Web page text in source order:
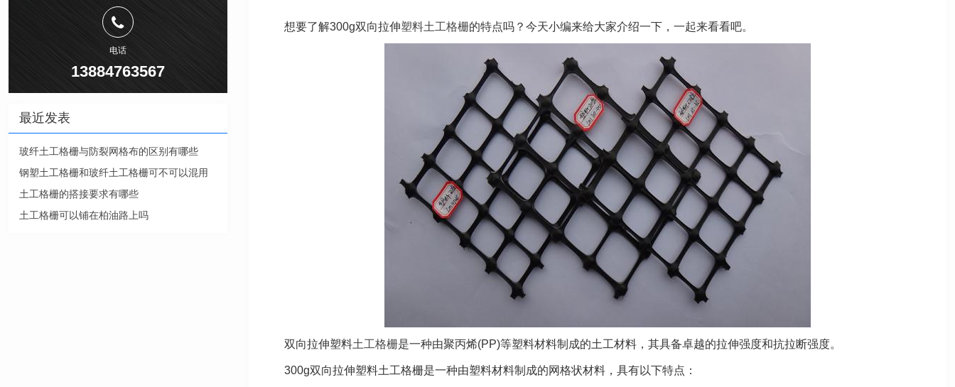
想要了解300g双向拉伸塑料土工格栅的特点吗？今天小编来给大家介绍一下，一起来看看吧。
双向拉伸塑料土工格栅是一种由聚丙烯(PP)等塑料材料制成的土工材料，其具备卓越的拉伸强度和抗拉断强度。
300g双向拉伸塑料土工格栅是一种由塑料材料制成的网格状材料，具有以下特点：
电话
13884763567
最近发表
玻纤土工格栅与防裂网格布的区别有哪些
钢塑土工格栅和玻纤土工格栅可不可以混用
土工格栅的搭接要求有哪些
土工格栅可以铺在柏油路上吗